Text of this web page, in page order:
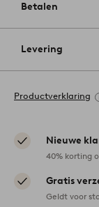
Betalen
Levering
Productverklaring
Nieuwe
40% korting
Gratis
Geldt voor